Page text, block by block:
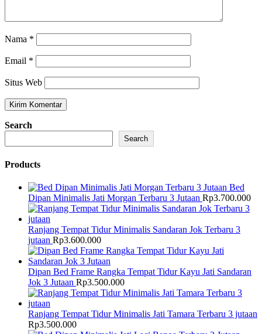
Nama *
Email *
Situs Web
Search
Search
Products
Bed
Dipan Minimalis Jati Morgan Terbaru 3 Jutaan Rp3.700.000
Ranjang Tempat Tidur Minimalis Sandaran Jok Terbaru 3
jutaan Rp3.600.000
Dipan Bed Frame Rangka Tempat Tidur Kayu Jati Sandaran
Jok 3 Jutaan Rp3.500.000
Ranjang Tempat Tidur Minimalis Jati Tamara Terbaru 3 jutaan
Rp3.500.000